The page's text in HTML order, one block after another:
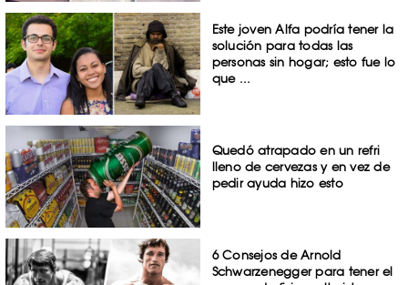
Este joven Alfa podría tener la
solución para todas las
personas sin hogar; esto fue lo
que ...
Quedó atrapado en un refri
lleno de cervezas y en vez de
pedir ayuda hizo esto
6 Consejos de Arnold
Schwarzenegger para tener el